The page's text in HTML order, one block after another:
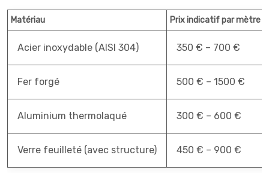
Matériau Prix indicatif par mètre
Acier inoxydable (AISI 304) 350 € – 700 €
Fer forgé 500 € – 1500 €
Aluminium thermolaqué 300 € – 600 €
Verre feuilleté (avec structure) 450 € – 900 €